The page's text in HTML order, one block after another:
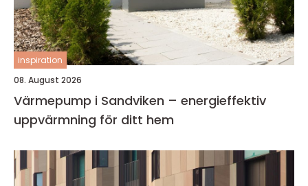
inspiration
08. August 2026
Värmepump i Sandviken – energieffektiv
uppvärmning för ditt hem